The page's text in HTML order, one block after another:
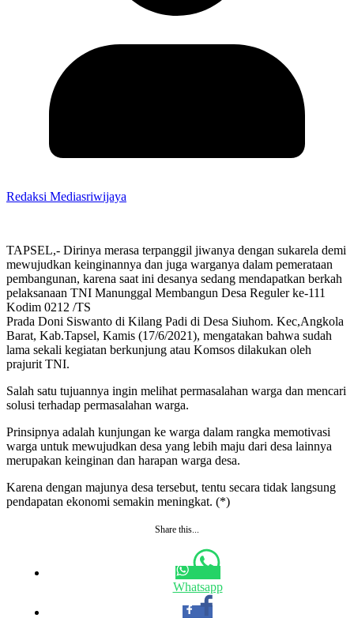
Redaksi Mediasriwijaya
TAPSEL,- Dirinya merasa terpanggil jiwanya dengan sukarela demi
mewujudkan keinginannya dan juga warganya dalam pemerataan
pembangunan, karena saat ini desanya sedang mendapatkan berkah
pelaksanaan TNI Manunggal Membangun Desa Reguler ke-111
Kodim 0212 /TS
Prada Doni Siswanto di Kilang Padi di Desa Siuhom. Kec,Angkola
Barat, Kab.Tapsel, Kamis (17/6/2021), mengatakan bahwa sudah
lama sekali kegiatan berkunjung atau Komsos dilakukan oleh
prajurit TNI.
Salah satu tujuannya ingin melihat permasalahan warga dan mencari
solusi terhadap permasalahan warga.
Prinsipnya adalah kunjungan ke warga dalam rangka memotivasi
warga untuk mewujudkan desa yang lebih maju dari desa lainnya
merupakan keinginan dan harapan warga desa.
Karena dengan majunya desa tersebut, tentu secara tidak langsung
pendapatan ekonomi semakin meningkat. (*)
Share this...
Whatsapp